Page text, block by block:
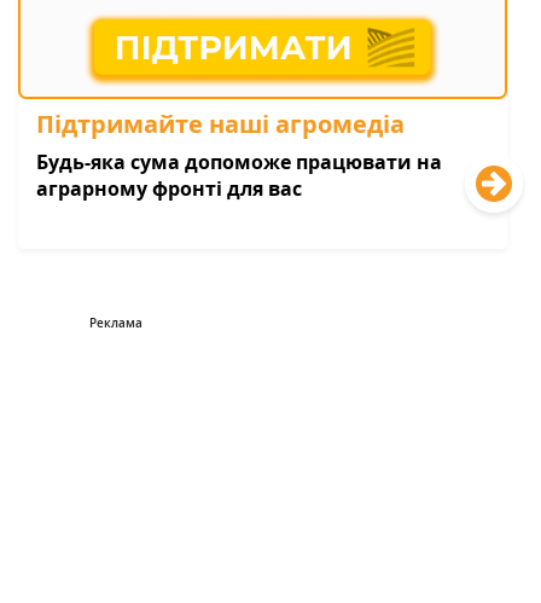
Підтримайте наші агромедіа
Будь-яка сума допоможе працювати на
аграрному фронті для вас